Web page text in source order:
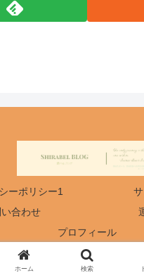
ーポリシー1
合わせ
プロフィール
© 2019 Shirabel Blog.
ホーム 検索